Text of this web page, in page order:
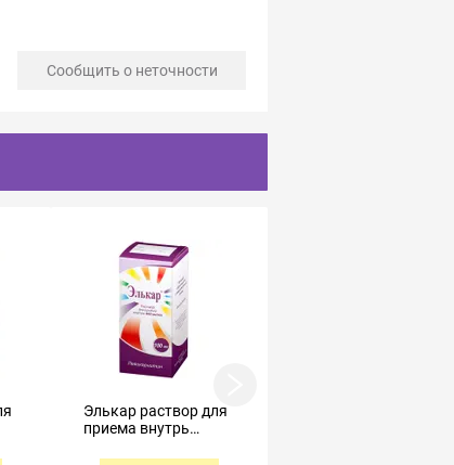
Сообщить о неточности
Элькар раствор для
приема внутрь